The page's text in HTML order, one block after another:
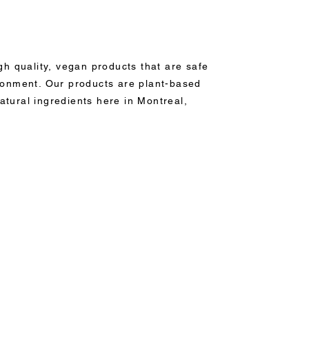
quality, vegan products that are safe
Our products are plant-based
ingredients here in Montreal,